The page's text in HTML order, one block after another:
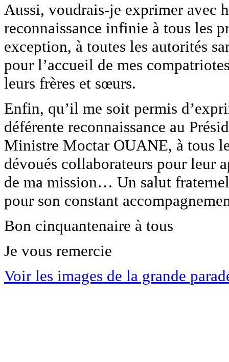
Aussi, voudrais-je exprimer avec
reconnaissance infinie à tous les
exception, à toutes les autorités
pour l’accueil de mes
leurs frères et sœurs.
Enfin, qu’il me soit permis
déférente reconnaissance au
Ministre Moctar OUANE, à tous
dévoués collaborateurs pour leur
de ma mission… Un salut fraternel
pour son constant
Bon cinquantenaire à tous
Je vous remercie
Voir les images de la grande